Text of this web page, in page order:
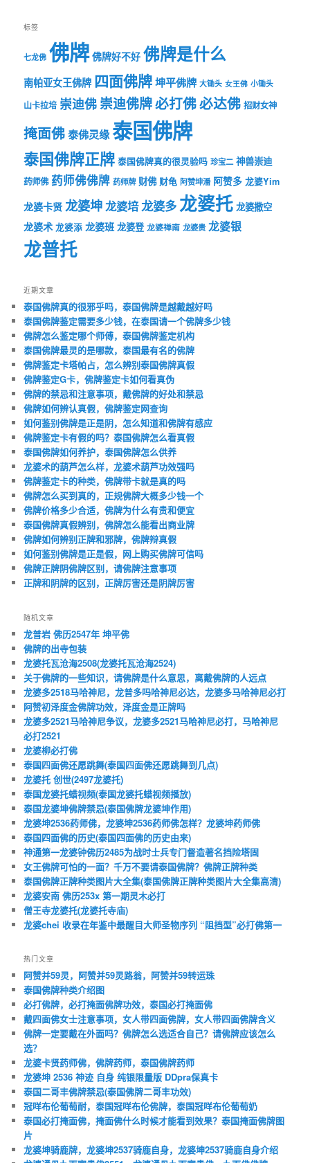
标签
七龙佛 佛牌 佛牌好不好 佛牌是什么
南帕亚女王佛牌 四面佛牌坤平佛牌 大锄头 女王佛 小锄头
山卡拉培 崇迪佛崇迪佛牌必打佛必达佛 招财女神
掩面佛泰佛灵缘泰国佛牌
泰国佛牌正牌 泰国佛牌真的很灵验吗 珍宝二 神兽崇迪
药师佛 药师佛佛牌 药师牌 财佛 财龟 阿赞坤潘 阿赞多 龙婆Yim
龙婆卡贤 龙婆坤龙婆培 龙婆多龙婆托 龙婆撒空
龙婆术 龙婆添 龙婆班 龙婆登 龙婆禅南 龙婆贵 龙婆银
龙普托
近期文章
泰国佛牌真的很邪乎吗，泰国佛牌是越戴越好吗
泰国佛牌鉴定需要多少钱，在泰国请一个佛牌多少钱
佛牌怎么鉴定哪个师傅，泰国佛牌鉴定机构
泰国佛牌最灵的是哪款，泰国最有名的佛牌
佛牌鉴定卡塔帕占，怎么辨别泰国佛牌真假
佛牌鉴定G卡，佛牌鉴定卡如何看真伪
佛牌的禁忌和注意事项，戴佛牌的好处和禁忌
佛牌如何辨认真假，佛牌鉴定网查询
如何鉴别佛牌是正是阴，怎么知道和佛牌有感应
佛牌鉴定卡有假的吗？泰国佛牌怎么看真假
泰国佛牌如何养护，泰国佛牌怎么供养
龙婆术的葫芦怎么样，龙婆术葫芦功效强吗
佛牌鉴定卡的种类，佛牌带卡就是真的吗
佛牌怎么买到真的，正规佛牌大概多少钱一个
佛牌价格多少合适，佛牌为什么有贵和便宜
泰国佛牌真假辨别，佛牌怎么能看出商业牌
佛牌如何辨别正牌和邪牌，佛牌辩真假
如何鉴别佛牌是正是假，网上购买佛牌可信吗
佛牌正牌阴佛牌区别，请佛牌注意事项
正牌和阴牌的区别，正牌厉害还是阴牌厉害
随机文章
龙普岩 佛历2547年 坤平佛
佛牌的出寺包装
龙婆托瓦沧海2508(龙婆托瓦沧海2524)
关于佛牌的一些知识，请佛牌是什么意思，离戴佛牌的人远点
龙婆多2518马哈神尼，龙普多吗哈神尼必达，龙婆多马哈神尼必打
阿赞初泽度金佛牌功效，泽度金是正牌吗
龙婆多2521马哈神尼争议，龙婆多2521马哈神尼必打，马哈神尼
必打2521
龙婆柳必打佛
泰国四面佛还愿跳舞(泰国四面佛还愿跳舞到几点)
龙婆托 创世(2497龙婆托)
泰国龙婆托蜡视频(泰国龙婆托蜡视频播放)
泰国龙婆坤佛牌禁忌(泰国佛牌龙婆坤作用)
龙婆坤2536药师佛，龙婆坤2536药师佛怎样？龙婆坤药师佛
泰国四面佛的历史(泰国四面佛的历史由来)
神通第一龙婆钟佛历2485为战时士兵专门督造著名挡险塔固
女王佛牌可怕的一面？千万不要请泰国佛牌？佛牌正牌种类
泰国佛牌正牌种类图片大全集(泰国佛牌正牌种类图片大全集高清)
龙婆安南 佛历253x 第一期灵木必打
僧王寺龙婆托(龙婆托寺庙)
龙婆chei 收录在年鉴中最醒目大师圣物序列 “阻挡型”必打佛第一
热门文章
阿赞并59灵，阿赞并59灵路翁，阿赞并59转运珠
泰国佛牌种类介绍图
必打佛牌，必打掩面佛牌功效，泰国必打掩面佛
戴四面佛女士注意事项，女人带四面佛牌，女人带四面佛牌含义
佛牌一定要戴在外面吗？佛牌怎么选适合自己？请佛牌应该怎么
选？
龙婆卡贤药师佛，佛牌药师，泰国佛牌药师
龙婆坤 2536 神迹 自身 纯银限量版 DDpra保真卡
泰国二哥丰佛牌禁忌(泰国佛牌二哥丰功效)
冠咩布伦葡萄耐，泰国冠咩布伦佛牌，泰国冠咩布伦葡萄奶
泰国必打掩面佛，掩面佛什么时候才能看到效果？泰国掩面佛牌图
片
龙婆坤骑鹿牌，龙婆坤2537骑鹿自身，龙婆坤2537骑鹿自身介绍